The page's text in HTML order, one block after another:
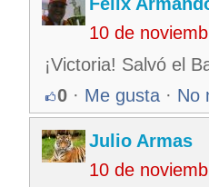
10 de
¡Victoria! Salvó el
0 · Me gusta · No
Julio Armas
10 de